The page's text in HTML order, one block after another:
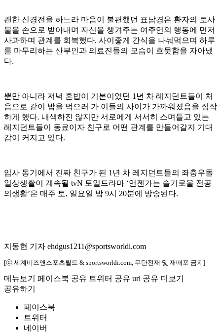
괜한 신경전을 하느라 마음이 불편했던 표남경은 환자의 토사
물을 손으로 받아내며 자신을 챙겨주는 여주연의 행동에 먼저
사과하며 관계를 회복했다. 사이좋게 간식을 나눠먹으며 하루
를 마무리하는 산부인과 의료진들의 모습이 흐뭇함을 자아냈
다.
뿐만 아니라 저녁 혼밥이 기본이었던 1년 차 레지던트들이 처
음으로 같이 밥을 먹으러 가 이들의 사이가 가까워졌음을 짐작
하게 했다. 내색하진 않지만 서로에게 서서히 스며들고 있는
레지던트들이 동료이자 친구로 어떤 관계를 만들어갈지 기대
감이 커지고 있다.
입사 동기에서 진짜 친구가 된 1년 차 레지던트들의 좌충우돌
일상생활이 계속될 tvN 토일드라마 ‘언젠가는 슬기로울 전공
의생활’은 매주 토, 일요일 밤 9시 20분에 방송된다.
지동현 기자 ehdgus1211@sportsworldi.com
[ⓒ 세계비즈앤스포츠월드 & sportsworldi.com, 무단전재 및 재배포 금지]
메뉴보기 페이스북 공유 트위터 공유 url 공유 더보기
공유하기
페이스북
트위터
네이버